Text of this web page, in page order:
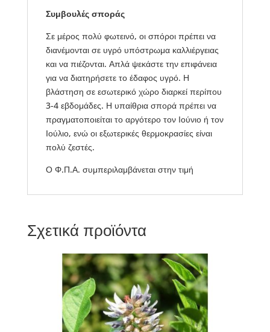
Συμβουλές σποράς
Σε μέρος πολύ φωτεινό, οι σπόροι πρέπει να
διανέμονται σε υγρό υπόστρωμα καλλιέργειας
και να πιέζονται. Απλά ψεκάστε την επιφάνεια
για να διατηρήσετε το έδαφος υγρό. Η
βλάστηση σε εσωτερικό χώρο διαρκεί περίπου
3-4 εβδομάδες. Η υπαίθρια σπορά πρέπει να
πραγματοποιείται το αργότερο τον Ιούνιο ή τον
Ιούλιο, ενώ οι εξωτερικές θερμοκρασίες είναι
πολύ ζεστές.
Ο Φ.Π.Α. συμπεριλαμβάνεται στην τιμή
Σχετικά προϊόντα